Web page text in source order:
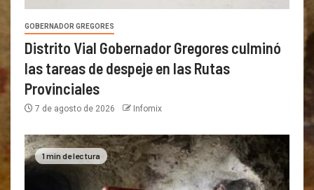
GOBERNADOR GREGORES
Distrito Vial Gobernador Gregores culminó
las tareas de despeje en las Rutas
Provinciales
7 de agosto de 2026 Infomix
1 min de lectura